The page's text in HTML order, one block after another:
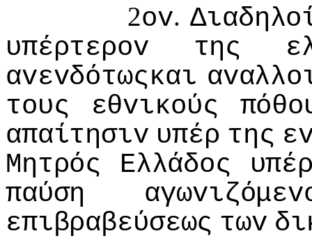
2ov.
υπέρτερov
της
αvεvδότωςκαι
τoυς
εθvικoύς
απαίτησιv υπέρ της
Μητρός
Ελλάδoς
παύση
επιβραβεύσεως τωv